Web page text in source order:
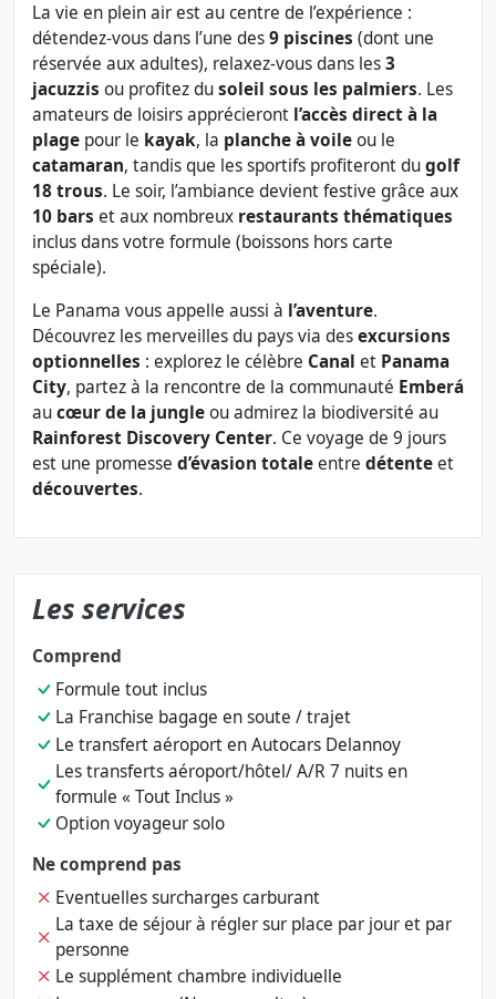
La vie en plein air est au centre de l’expérience :
détendez-vous dans l’une des9 piscines (dont une
réservée aux adultes), relaxez-vous dans les3
jacuzzis ou profitez dusoleil sous les palmiers. Les
amateurs de loisirs apprécieront l’accès direct à la
plage pour le kayak, la planche à voileou le
catamaran, tandis que les sportifs profiteront dugolf
18 trous. Le soir, l’ambiance devient festive grâce aux
10 bars et aux nombreux restaurants thématiques
inclus dans votre formule (boissons hors carte
spéciale).
Le Panama vous appelle aussi à l’aventure.
Découvrez les merveilles du pays via desexcursions
optionnelles : explorez le célèbre Canal et Panama
City, partez à la rencontre de la communauté Emberá
aucœur de la jungleou admirez la biodiversité au
Rainforest Discovery Center. Ce voyage de 9 jours
est une promesse d’évasion totaleentre détenteet
découvertes.
Les services
Comprend
Formule tout inclus
La Franchise bagage en soute / trajet
Le transfert aéroport en Autocars Delannoy
Les transferts aéroport/hôtel/ A/R 7 nuits en
formule « Tout Inclus »
Option voyageur solo
Ne comprend pas
Eventuelles surcharges carburant
La taxe de séjour à régler sur place par jour et par
personne
Le supplément chambre individuelle